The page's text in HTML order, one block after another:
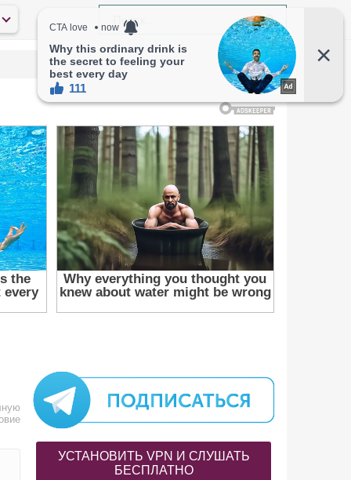
УСТАНОВИТЬ VPN И СЛУШАТЬ
БЕСПЛАТНО